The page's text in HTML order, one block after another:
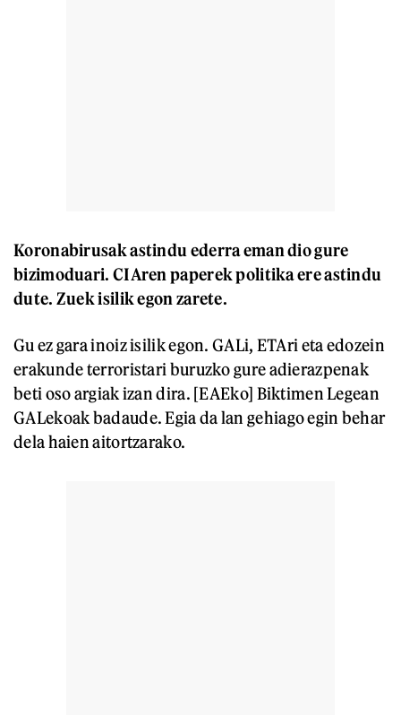
Koronabirusak astindu ederra eman dio gure
bizimoduari. CIAren paperek politika ere astindu
dute. Zuek isilik egon zarete.
Gu ez gara inoiz isilik egon. GALi, ETAri eta edozein
erakunde terroristari buruzko gure adierazpenak
beti oso argiak izan dira. [EAEko] Biktimen Legean
GALekoak badaude. Egia da lan gehiago egin behar
dela haien aitortzarako.